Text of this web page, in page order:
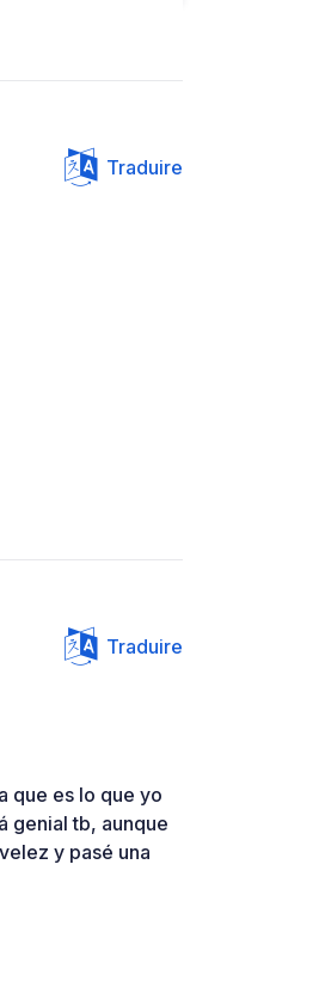
Traduire
Traduire
que es lo que yo
genial tb, aunque
y pasé una